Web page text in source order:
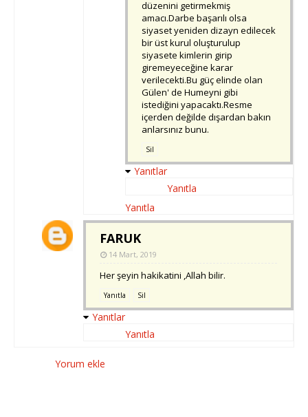
düzenini getirmekmiş
amacı.Darbe başarılı olsa
siyaset yeniden dizayn edilecek
bir üst kurul oluşturulup
siyasete kimlerin girip
giremeyeceğine karar
verilecekti.Bu güç elinde olan
Gülen' de Humeyni gibi
istediğini yapacaktı.Resme
içerden değilde dışardan bakın
anlarsınız bunu.
Sil
Yanıtlar
Yanıtla
Yanıtla
FARUK
14 Mart, 2019
Her şeyin hakikatini ,Allah bilir.
Yanıtla Sil
Yanıtlar
Yanıtla
Yorum ekle